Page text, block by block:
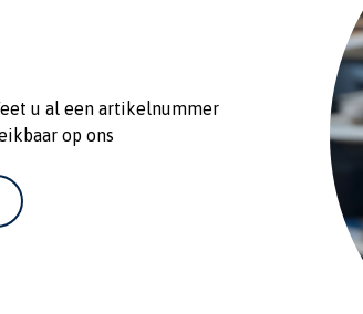
u al een artikelnummer
op ons